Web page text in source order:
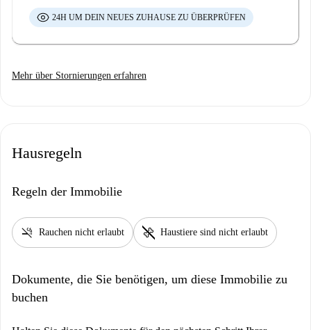
24H UM DEIN NEUES ZUHAUSE ZU ÜBERPRÜFEN
Mehr über Stornierungen erfahren
Hausregeln
Regeln der Immobilie
smoke_free Rauchen nicht erlaubt pet_supplies Haustiere sind nicht erlaubt
Dokumente, die Sie benötigen, um diese Immobilie zu
buchen